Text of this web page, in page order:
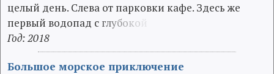
целый день. Слева от парковки кафе. Здесь же
первый водопад с глубоко
Год: 2018
Большое морское приключение